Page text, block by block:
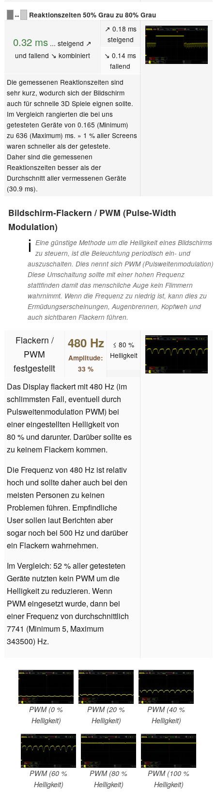
↔ Reaktionszeiten 50% Grau zu 80% Grau
0.32 ms ... steigend ↗
und fallend ↘ kombiniert
↗ 0.18 ms
steigend
↘ 0.14 ms
fallend
Die gemessenen Reaktionszeiten sind
sehr kurz, wodurch sich der Bildschirm
auch für schnelle 3D Spiele eignen sollte.
Im Vergleich rangierten die bei uns
getesteten Geräte von 0.165 (Minimum)
zu 636 (Maximum) ms. » 1 % aller Screens
waren schneller als der getestete.
Daher sind die gemessenen
Reaktionszeiten besser als der
Durchschnitt aller vermessenen Geräte
(30.9 ms).
Bildschirm-Flackern / PWM (Pulse-Width
Modulation)
ℹ Eine günstige Methode um die Helligkeit eines Bildschirms
zu steuern, ist die Beleuchtung periodisch ein- und
auszuschalten. Dies nennt sich PWM (Pulsweitenmodulation)
Diese Umschaltung sollte mit einer hohen Frequenz
stattfinden damit das menschliche Auge kein Flimmern
wahrnimmt. Wenn die Frequenz zu niedrig ist, kann dies zu
Ermüdungserscheinungen, Augenbrennen, Kopfweh und
auch sichtbaren Flackern führen.
Flackern /
PWM
festgestellt
480 Hz
Amplitude:
33 %
≤ 80 %
Helligkeit
Das Display flackert mit 480 Hz (im
schlimmsten Fall, eventuell durch
Pulsweitenmodulation PWM) bei
einer eingestellten Helligkeit von
80 % und darunter. Darüber sollte es
zu keinem Flackern kommen.
Die Frequenz von 480 Hz ist relativ
hoch und sollte daher auch bei den
meisten Personen zu keinen
Problemen führen. Empfindliche
User sollen laut Berichten aber
sogar noch bei 500 Hz und darüber
ein Flackern wahrnehmen.
Im Vergleich: 52 % aller getesteten
Geräte nutzten kein PWM um die
Helligkeit zu reduzieren. Wenn
PWM eingesetzt wurde, dann bei
einer Frequenz von durchschnittlich
7741 (Minimum 5, Maximum
343500) Hz.
PWM (0 %
Helligkeit)
PWM (20 %
Helligkeit)
PWM (40 %
Helligkeit)
PWM (60 %
Helligkeit)
PWM (80 %
Helligkeit)
PWM (100 %
Helligkeit)